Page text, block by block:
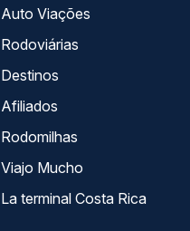
Auto Viações
Rodoviárias
Destinos
Afiliados
Rodomilhas
Viajo Mucho
La terminal Costa Rica